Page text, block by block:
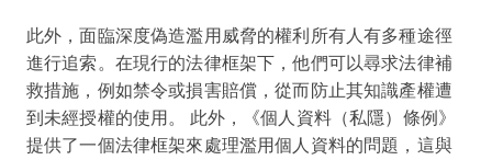
此外，面臨深度偽造濫用威脅的權利所有人有多種途徑
進行追索。在現行的法律框架下，他們可以尋求法律補
救措施，例如禁令或損害賠償，從而防止其知識產權遭
到未經授權的使用。 此外，《個人資料（私隱）條例》
提供了一個法律框架來處理濫用個人資料的問題，這與